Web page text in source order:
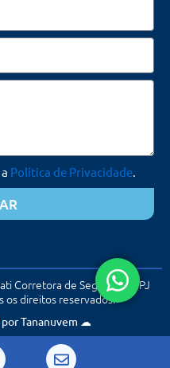
Política de Privacidade.
Corretora de Seguros. CNPJ
os direitos reservados.
porTananuvem ☁